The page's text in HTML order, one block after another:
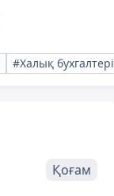
#Халық бухгалтері
Қоғам